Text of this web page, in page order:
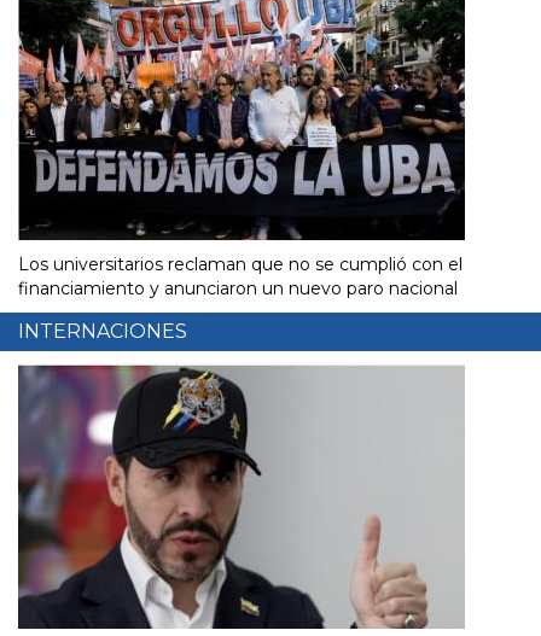
Los universitarios reclaman que no se cumplió con el
financiamiento y anunciaron un nuevo paro nacional
INTERNACIONES